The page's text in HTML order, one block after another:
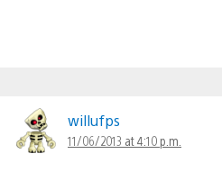
willufps
11/06/2013 at 4:10 p.m.